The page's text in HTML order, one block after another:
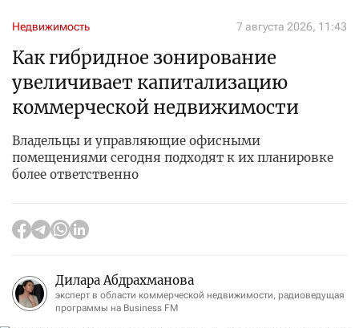
Недвижимость 7 августа 2026, 11:43
Как гибридное зонирование
увеличивает капитализацию
коммерческой недвижимости
Владельцы и управляющие офисными
помещениями сегодня подходят к их планировке
более ответственно
Дилара Абдрахманова
эксперт в области коммерческой недвижимости, радиоведущая
программы на Business FM